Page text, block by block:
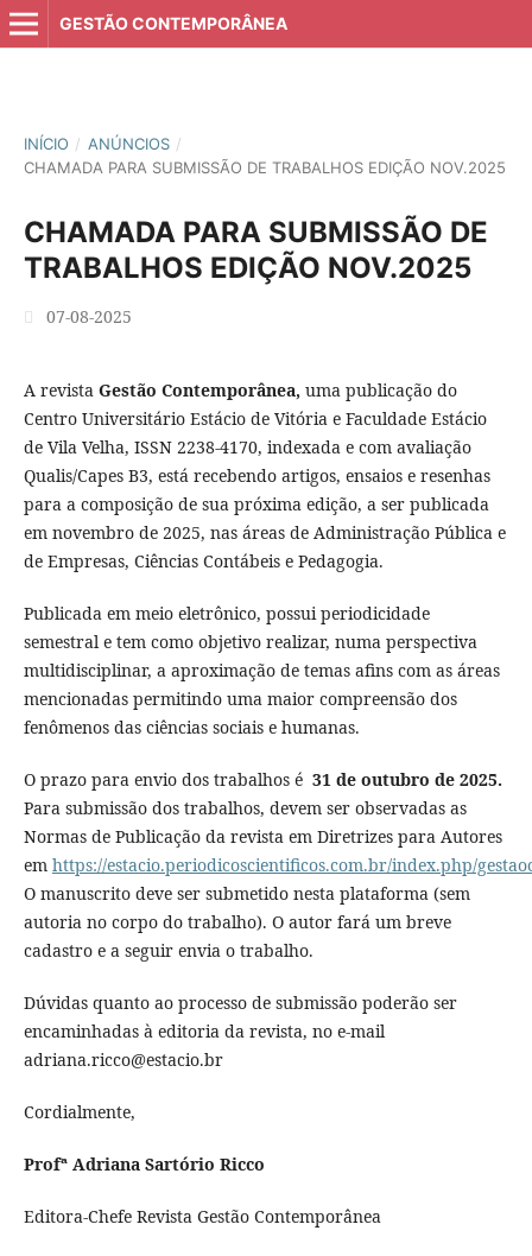
GESTÃO CONTEMPORÂNEA
INÍCIO / ANÚNCIOS /
CHAMADA PARA SUBMISSÃO DE TRABALHOS EDIÇÃO NOV.2025
CHAMADA PARA SUBMISSÃO DE
TRABALHOS EDIÇÃO NOV.2025
07-08-2025
A revista Gestão Contemporânea, uma publicação do
Centro Universitário Estácio de Vitória e Faculdade Estácio
de Vila Velha, ISSN 2238-4170, indexada e com avaliação
Qualis/Capes B3, está recebendo artigos, ensaios e resenhas
para a composição de sua próxima edição, a ser publicada
em novembro de 2025, nas áreas de Administração Pública e
de Empresas, Ciências Contábeis e Pedagogia.
Publicada em meio eletrônico, possui periodicidade
semestral e tem como objetivo realizar, numa perspectiva
multidisciplinar, a aproximação de temas afins com as áreas
mencionadas permitindo uma maior compreensão dos
fenômenos das ciências sociais e humanas.
O prazo para envio dos trabalhos é 31 de outubro de 2025.
Para submissão dos trabalhos, devem ser observadas as
Normas de Publicação da revista em Diretrizes para Autores
em https://estacio.periodicoscientificos.com.br/index.php/
O manuscrito deve ser submetido nesta plataforma (sem
autoria no corpo do trabalho). O autor fará um breve
cadastro e a seguir envia o trabalho.
Dúvidas quanto ao processo de submissão poderão ser
encaminhadas à editoria da revista, no e-mail
adriana.ricco@estacio.br
Cordialmente,
Profª Adriana Sartório Ricco
Editora-Chefe Revista Gestão Contemporânea